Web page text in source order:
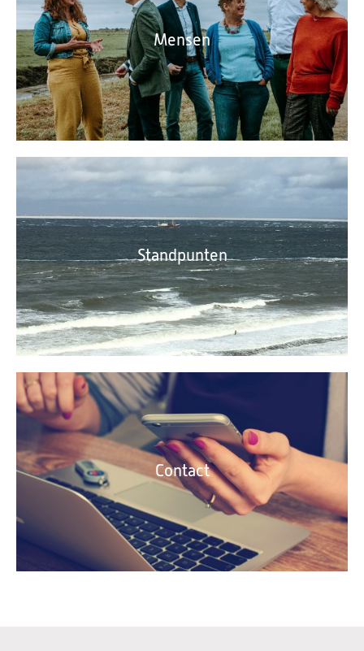
Mensen
Standpunten
Contact